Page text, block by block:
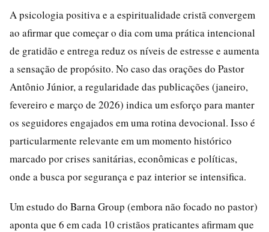
A psicologia positiva e a espiritualidade cristã convergem
ao afirmar que começar o dia com uma prática intencional
de gratidão e entrega reduz os níveis de estresse e aumenta
a sensação de propósito. No caso das orações do Pastor
Antônio Júnior, a regularidade das publicações (janeiro,
fevereiro e março de 2026) indica um esforço para manter
os seguidores engajados em uma rotina devocional. Isso é
particularmente relevante em um momento histórico
marcado por crises sanitárias, econômicas e políticas,
onde a busca por segurança e paz interior se intensifica.
Um estudo do Barna Group (embora não focado no pastor)
aponta que 6 em cada 10 cristãos praticantes afirmam que